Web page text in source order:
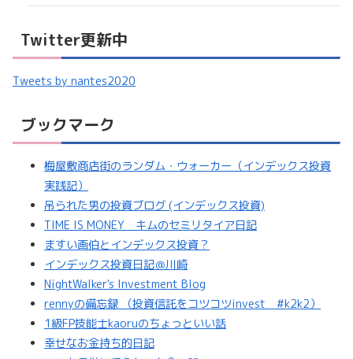
Twitter更新中
Tweets by nantes2020
ブックマーク
梅屋敷商店街のランダム・ウォーカー（インデックス投資
実践記）
吊られた男の投資ブログ (インデックス投資)
TIME IS MONEY キムのセミリタイア日記
ますい画伯とインデックス投資？
インデックス投資日記＠川崎
NightWalker's Investment Blog
rennyの備忘録 （投資信託をコツコツinvest #k2k2）
1級FP技能士kaoruのちょっといい話
幸せなお金持ち的日記